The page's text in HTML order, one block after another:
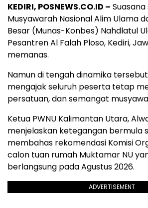
KEDIRI, POSNEWS.CO.ID –
Musyawarah Nasional Alim Ulama
Besar (Munas-Konbes) Nahdlatul
Pesantren Al Falah Ploso, Kediri,
memanas.
Namun di tengah dinamika
mengajak seluruh peserta tetap
persatuan, dan semangat
Ketua PWNU Kalimantan Utara,
menjelaskan ketegangan bermula
membahas rekomendasi Komisi
calon tuan rumah Muktamar NU
berlangsung pada Agustus 2026.
ADVERTISEMENT